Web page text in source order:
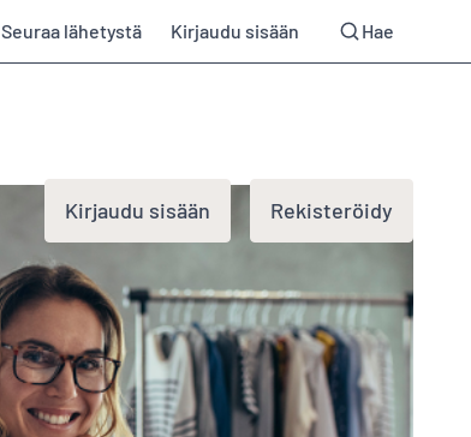
Seuraa lähetystä Kirjaudu sisään Hae
Kirjaudu sisään Rekisteröidy